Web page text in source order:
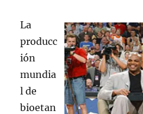
La
producc
ión
mundia
l de
bioetan